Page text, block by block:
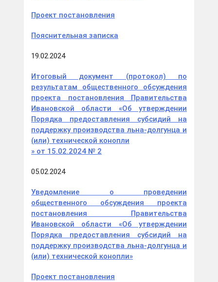
Проект постановления
Пояснительная записка
19.02.2024
Итоговый документ (протокол) по
результатам общественного обсуждения
проекта постановления Правительства
Ивановской области «Об утверждении
Порядка предоставления субсидий на
поддержку производства льна-долгунца и
(или) технической конопли
» от 15.02.2024 № 2
05.02.2024
Уведомление о проведении
общественного обсуждения проекта
постановления Правительства
Ивановской области «Об утверждении
Порядка предоставления субсидий на
поддержку производства льна-долгунца и
(или) технической конопли»
Проект постановления